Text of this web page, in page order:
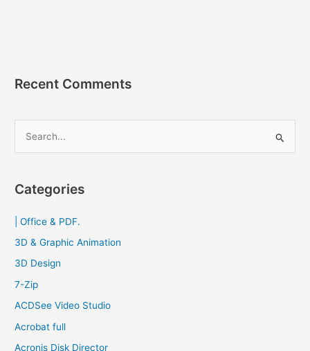
Recent Comments
r
f
o
Categories
| Office & PDF.
3D & Graphic Animation
3D Design
7-Zip
ACDSee Video Studio
Acrobat full
Acronis Disk Director